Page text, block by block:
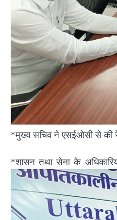
*मुख्य सचिव ने एसईओसी से की
*शासन तथा सेना के